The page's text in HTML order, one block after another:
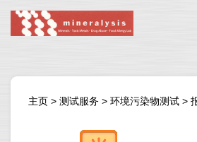
主页 > 测试服务 > 环境污染物测试 >